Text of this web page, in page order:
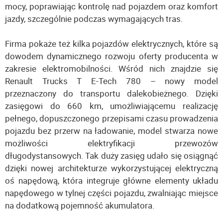
mocy, poprawiając kontrolę nad pojazdem oraz komfort
jazdy, szczególnie podczas wymagających tras.
Firma pokaże też kilka pojazdów elektrycznych, które są
dowodem dynamicznego rozwoju oferty producenta w
zakresie elektromobilności. Wśród nich znajdzie się
Renault Trucks T E-Tech 780 – nowy model
przeznaczony do transportu dalekobieżnego. Dzięki
zasięgowi do 660 km, umożliwiającemu realizację
pełnego, dopuszczonego przepisami czasu prowadzenia
pojazdu bez przerw na ładowanie, model stwarza nowe
możliwości elektryfikacji przewozów
długodystansowych. Tak duży zasięg udało się osiągnąć
dzięki nowej architekturze wykorzystującej elektryczną
oś napędową, która integruje główne elementy układu
napędowego w tylnej części pojazdu, zwalniając miejsce
na dodatkową pojemność akumulatora.